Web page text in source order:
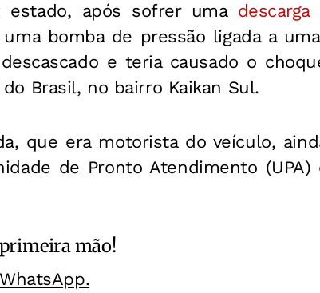
estado, após sofrer uma
bomba de pressão ligada a
e teria causado o
Brasil, no bairro Kaikan Sul.
que era motorista do veículo,
de Pronto Atendimento
mão!